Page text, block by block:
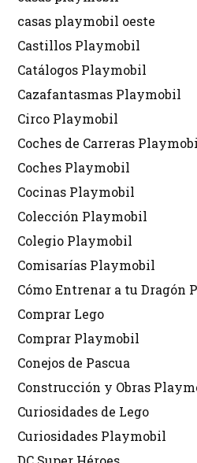
casas playmobil oeste
Castillos Playmobil
Catálogos Playmobil
Cazafantasmas Playmobil
Circo Playmobil
Coches de Carreras
Coches Playmobil
Cocinas Playmobil
Colección Playmobil
Colegio Playmobil
Comisarías Playmobil
Cómo Entrenar a tu Dragón
Comprar Lego
Comprar Playmobil
Conejos de Pascua
Construcción y Obras
Curiosidades de Lego
Curiosidades Playmobil